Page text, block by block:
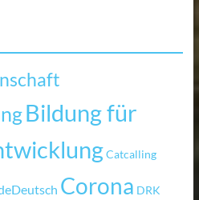
Bildung für
Catcalling
Corona DRK